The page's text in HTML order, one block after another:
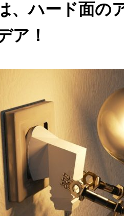
、ハード面の
ア！